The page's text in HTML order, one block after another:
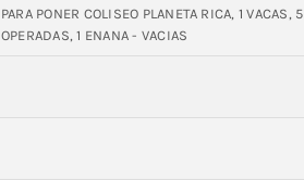
PARA PONER COLISEO PLANETA RICA, 1 VACAS, 5
OPERADAS, 1 ENANA - VACIAS